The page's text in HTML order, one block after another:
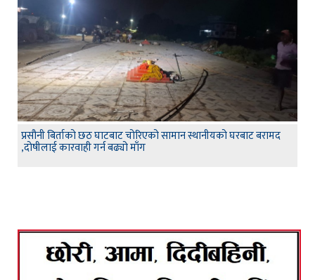
प्रसौनी बिर्ताको छठ घाटबाट चोरिएको सामान स्थानीयको घरबाट बरामद
,दोषीलाई कारवाही गर्न बढ्यो माँग